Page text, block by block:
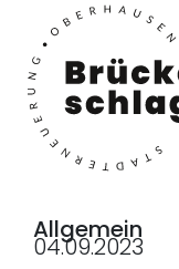
04.09.2023
Allgemein